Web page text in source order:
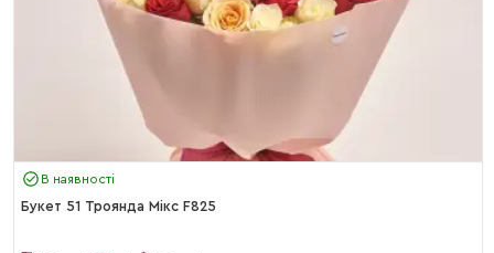
В наявності
Букет 51 Троянда Мікс F825